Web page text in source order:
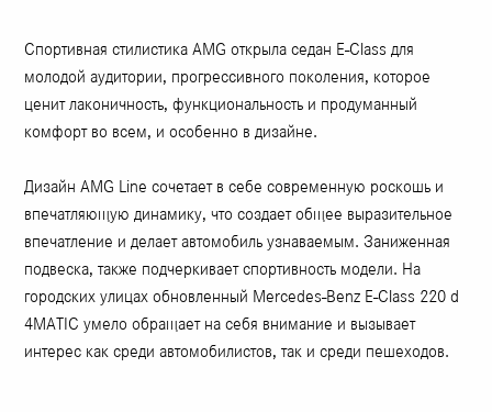
Спортивная стилистика AMG открыла седан E-Class для
молодой аудитории, прогрессивного поколения, которое
ценит лаконичность, функциональность и продуманный
комфорт во всем, и особенно в дизайне.
Дизайн AMG Line сочетает в себе современную роскошь и
впечатляющую динамику, что создает общее выразительное
впечатление и делает автомобиль узнаваемым. Заниженная
подвеска, также подчеркивает спортивность модели. На
городских улицах обновленный Mercedes-Benz E-Class 220 d
4MATIC умело обращает на себя внимание и вызывает
интерес как среди автомобилистов, так и среди пешеходов.